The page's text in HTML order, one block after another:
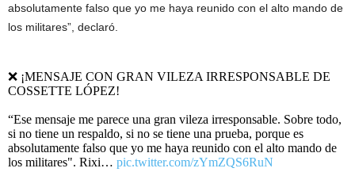
absolutamente falso que yo me haya reunido con el alto mando de
los militares”, declaró.
❌ ¡MENSAJE CON GRAN VILEZA IRRESPONSABLE DE
COSSETTE LÓPEZ!
“Ese mensaje me parece una gran vileza irresponsable. Sobre todo,
si no tiene un respaldo, si no se tiene una prueba, porque es
absolutamente falso que yo me haya reunido con el alto mando de
los militares". Rixi… pic.twitter.com/zYmZQS6RuN